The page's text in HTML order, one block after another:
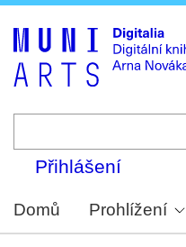
Přihlášení
Domů Prohlížení